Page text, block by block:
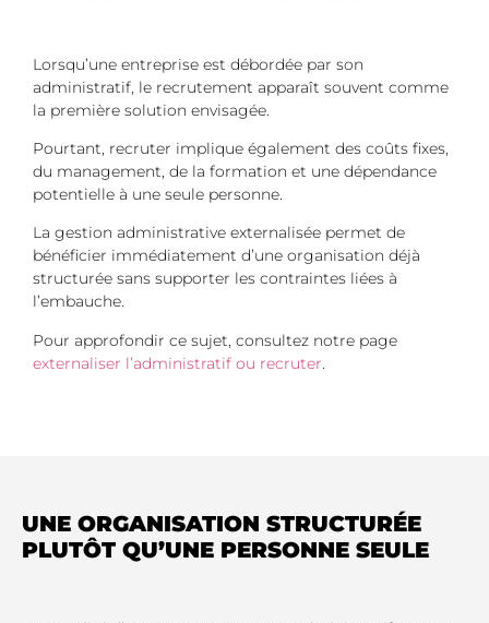
Lorsqu’une entreprise est débordée par son
administratif, le recrutement apparaît souvent comme
la première solution envisagée.
Pourtant, recruter implique également des coûts fixes,
du management, de la formation et une dépendance
potentielle à une seule personne.
La gestion administrative externalisée permet de
bénéficier immédiatement d’une organisation déjà
structurée sans supporter les contraintes liées à
l’embauche.
Pour approfondir ce sujet, consultez notre page
externaliser l’administratif ou recruter.
UNE ORGANISATION STRUCTURÉE
PLUTÔT QU’UNE PERSONNE SEULE